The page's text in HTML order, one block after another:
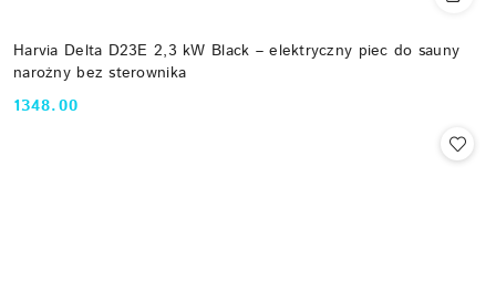
Harvia Delta D23E 2,3 kW Black – elektryczny piec do sauny
narożny bez sterownika
Cena:
1348.00